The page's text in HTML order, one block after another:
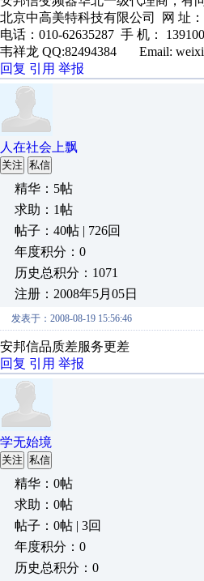
北京中高美特科技有限公司 网 址：
电话：010-62635287 手 机：
韦祥龙 QQ:82494384 Email:
回复 引用 举报
人在社会上飘
关注 私信
精华：5帖
求助：1帖
帖子：40帖 | 726回
年度积分：0
历史总积分：1071
注册：2008年5月05日
发表于：2008-08-19 15:56:46
安邦信品质差服务更差
回复 引用 举报
学无始境
关注 私信
精华：0帖
求助：0帖
帖子：0帖 | 3回
年度积分：0
历史总积分：0